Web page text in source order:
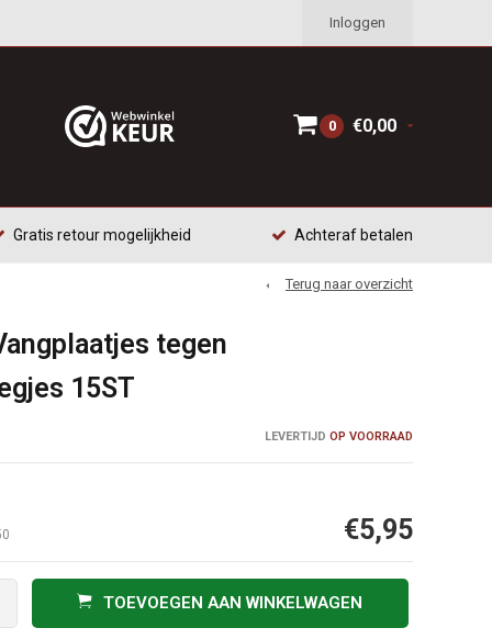
Inloggen
0 €0,00
Gratis retour mogelijkheid Achteraf betalen
Terug naar overzicht
tegen
15ST
LEVERTIJD OP VOORRAAD
€5,95
TOEVOEGEN AAN WINKELWAGEN